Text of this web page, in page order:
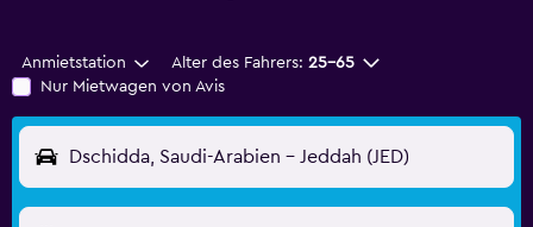
Anmietstation Alter des Fahrers: 25-65
Nur Mietwagen von Avis
Dschidda, Saudi-Arabien - Jeddah (JED)